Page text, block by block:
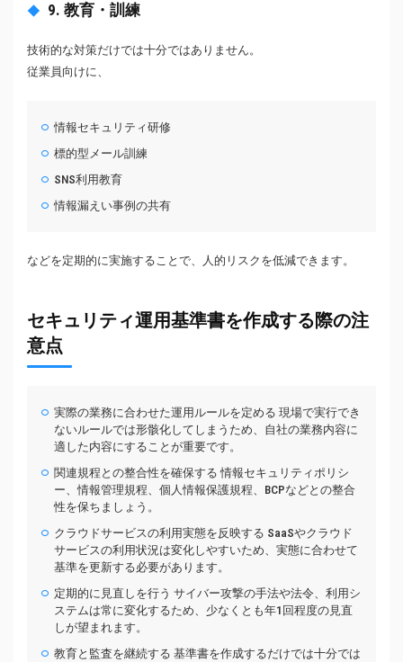
9. 教育・訓練
技術的な対策だけでは十分ではありません。
従業員向けに、
情報セキュリティ研修
標的型メール訓練
SNS利用教育
情報漏えい事例の共有
などを定期的に実施することで、人的リスクを低減できます。
セキュリティ運用基準書を作成する際の注
意点
実際の業務に合わせた運用ルールを定める 現場で実行でき
ないルールでは形骸化してしまうため、自社の業務内容に
適した内容にすることが重要です。
関連規程との整合性を確保する 情報セキュリティポリシ
ー、情報管理規程、個人情報保護規程、BCPなどとの整合
性を保ちましょう。
クラウドサービスの利用実態を反映する SaaSやクラウド
サービスの利用状況は変化しやすいため、実態に合わせて
基準を更新する必要があります。
定期的に見直しを行う サイバー攻撃の手法や法令、利用シ
ステムは常に変化するため、少なくとも年1回程度の見直
しが望まれます。
教育と監査を継続する 基準書を作成するだけでは十分では